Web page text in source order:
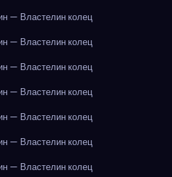
— Властелин колец
— Властелин колец
— Властелин колец
— Властелин колец
— Властелин колец
— Властелин колец
— Властелин колец